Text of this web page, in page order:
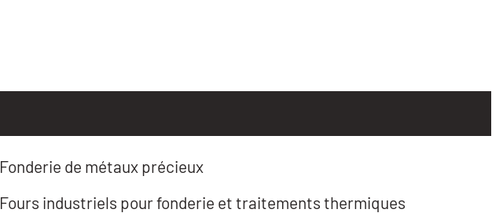
Fonderie de métaux précieux
Fours industriels pour fonderie et traitements thermiques